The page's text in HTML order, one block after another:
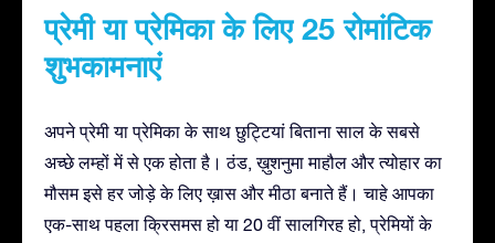
प्रेमी या प्रेमिका के लिए 25 रोमांटिक
शुभकामनाएं
अपने प्रेमी या प्रेमिका के साथ छुट्टियां बिताना साल के सबसे
अच्छे लम्हों में से एक होता है। ठंड, ख़ुशनुमा माहौल और त्योहार का
मौसम इसे हर जोड़े के लिए ख़ास और मीठा बनाते हैं। चाहे आपका
एक-साथ पहला क्रिसमस हो या 20 वीं सालगिरह हो, प्रेमियों के